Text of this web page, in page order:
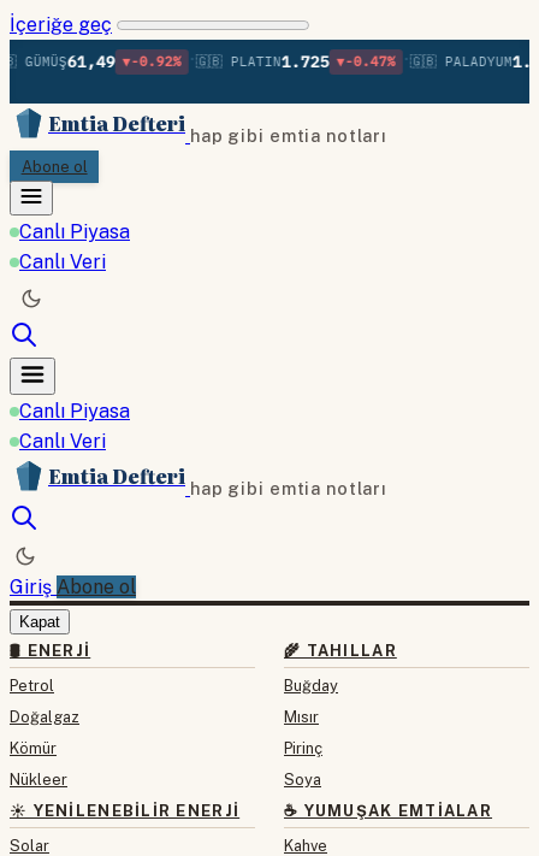
İçeriğe geç
61,49 ▼-0.92% •🇬🇧 PLATIN1.725 ▼-0.47% •🇬🇧 PALADYUM
Emtia Defteri hap gibi emtia notları
Abone ol
Canlı Piyasa
Canlı Veri
Canlı Piyasa
Canlı Veri
Emtia Defteri hap gibi emtia notları
Giriş Abone ol
Kapat
🛢 ENERJI
Petrol
Doğalgaz
Kömür
Nükleer
☀️ YENILENEBILIR ENERJI
Solar
🌾 TAHILLAR
Buğday
Mısır
Pirinç
Soya
☕ YUMUŞAK EMTIALAR
Kahve